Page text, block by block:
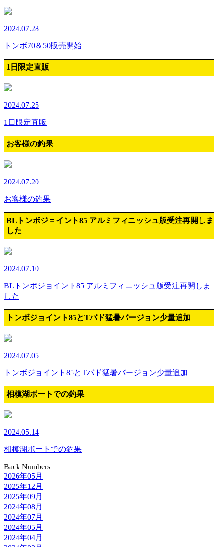
2024.07.28
トンボ70＆50販売開始
1日限定直販
2024.07.25
1日限定直販
お客様の釣果
2024.07.20
お客様の釣果
BLトンボジョイント85 アルミフィニッシュ版受注再開しま
した
2024.07.10
BLトンボジョイント85 アルミフィニッシュ版受注再開しま
した
トンボジョイント85とTバド猛暑バージョン少量追加
2024.07.05
トンボジョイント85とTバド猛暑バージョン少量追加
相模湖ボートでの釣果
2024.05.14
相模湖ボートでの釣果
Back Numbers
2026年05月
2025年12月
2025年09月
2024年08月
2024年07月
2024年05月
2024年04月